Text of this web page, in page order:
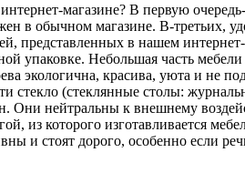
магазине? В первую
в обычном магазине. В-третьих,
представленных в нашем
упаковке. Небольшая часть
экологична, красива, уюта и не
стекло (стеклянные столы:
Они нейтральны к внешнему
из которого изготавливается
и стоят дорого, особенно если